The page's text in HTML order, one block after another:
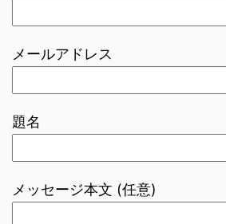
メールアドレス
題名
メッセージ本文 (任意)